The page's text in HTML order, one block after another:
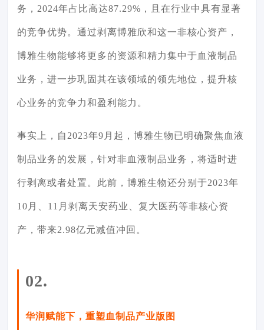
务，2024年占比高达87.29%，且在行业中具有显著
的竞争优势。通过剥离博雅欣和这一非核心资产，
博雅生物能够将更多的资源和精力集中于血液制品
业务，进一步巩固其在该领域的领先地位，提升核
心业务的竞争力和盈利能力。
事实上，自2023年9月起，博雅生物已明确聚焦血液
制品业务的发展，针对非血液制品业务，将适时进
行剥离或者处置。此前，博雅生物还分别于2023年
10月、11月剥离天安药业、复大医药等非核心资
产，带来2.98亿元减值冲回。
02.
华润赋能下，重塑血制品产业版图